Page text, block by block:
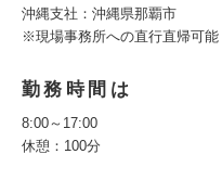
沖縄支社：沖縄県那覇市
※現場事務所への直行直帰可能
勤務時間は
8:00～17:00
休憩：100分